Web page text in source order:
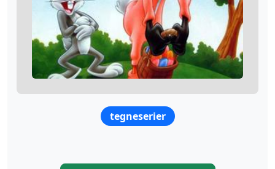
tegneserier